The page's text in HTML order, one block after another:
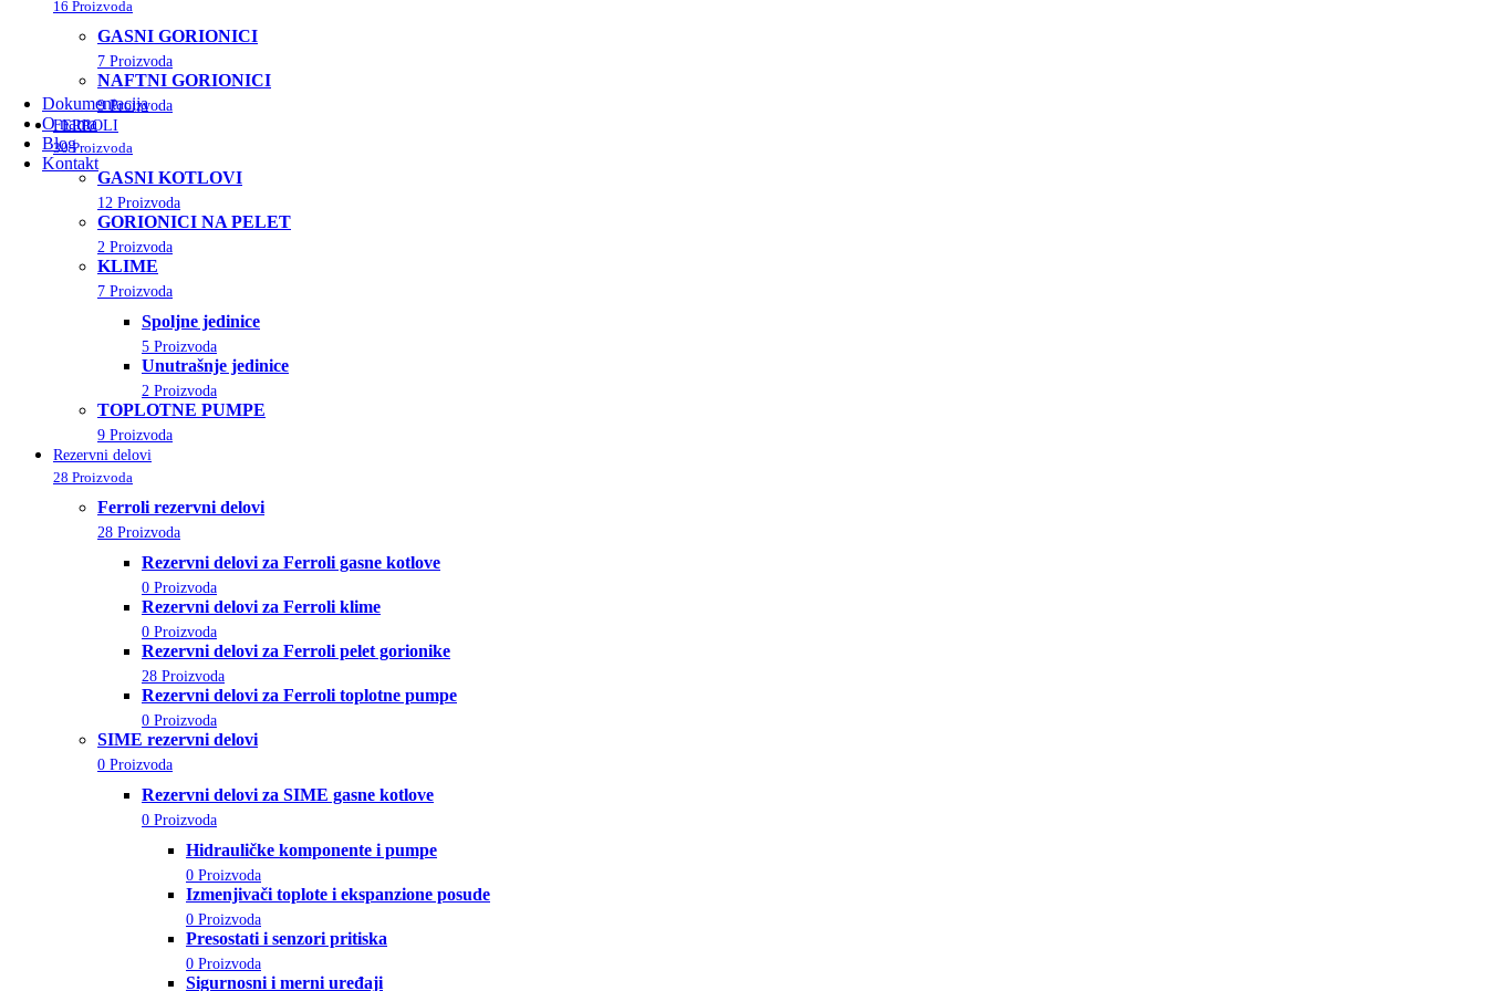
⚙
Dokumentacija
O nama
Blog
Kontakt
16 Proizvoda
GASNI GORIONICI
7 Proizvoda
NAFTNI GORIONICI
9 Proizvoda
FERROLI
30 Proizvoda
GASNI KOTLOVI
12 Proizvoda
GORIONICI NA PELET
2 Proizvoda
KLIME
7 Proizvoda
Spoljne jedinice
5 Proizvoda
Unutrašnje jedinice
2 Proizvoda
TOPLOTNE PUMPE
9 Proizvoda
Rezervni delovi
28 Proizvoda
Ferroli rezervni delovi
28 Proizvoda
Rezervni delovi za Ferroli gasne kotlove
0 Proizvoda
Rezervni delovi za Ferroli klime
0 Proizvoda
Rezervni delovi za Ferroli pelet gorionike
28 Proizvoda
Rezervni delovi za Ferroli toplotne pumpe
0 Proizvoda
SIME rezervni delovi
0 Proizvoda
Rezervni delovi za SIME gasne kotlove
0 Proizvoda
Hidrauličke komponente i pumpe
0 Proizvoda
Izmenjivači toplote i ekspanzione posude
0 Proizvoda
Presostati i senzori pritiska
0 Proizvoda
Sigurnosni i merni uređaji